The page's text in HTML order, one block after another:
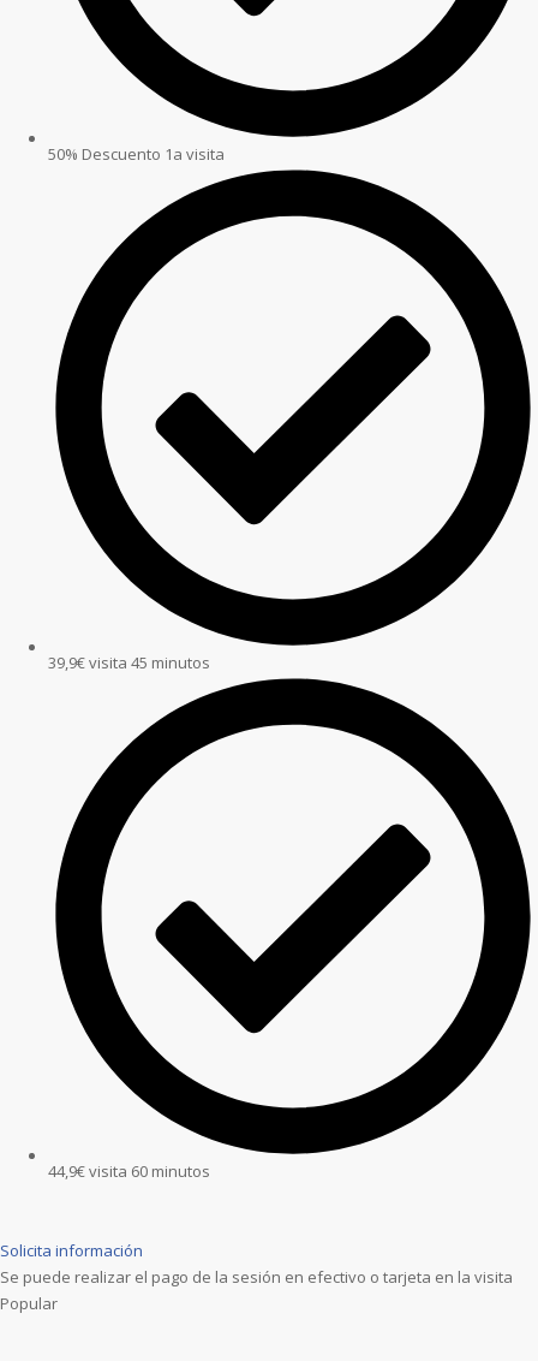
50% Descuento 1a visita
39,9€ visita 45 minutos
44,9€ visita 60 minutos
Solicita información
Se puede realizar el pago de la sesión en efectivo o tarjeta en la visita
Popular